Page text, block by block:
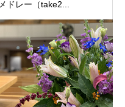
メドレー（take2...